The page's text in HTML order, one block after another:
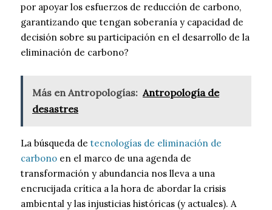
por apoyar los esfuerzos de reducción de carbono,
garantizando que tengan soberanía y capacidad de
decisión sobre su participación en el desarrollo de la
eliminación de carbono?
Más en Antropologías: Antropología de
desastres
La búsqueda de tecnologías de eliminación de
carbono en el marco de una agenda de
transformación y abundancia nos lleva a una
encrucijada crítica a la hora de abordar la crisis
ambiental y las injusticias históricas (y actuales). A